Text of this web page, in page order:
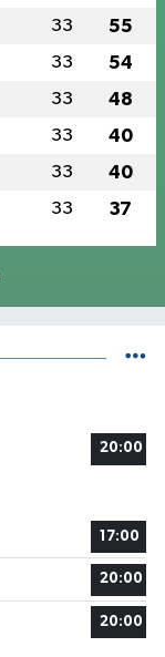
33 55
33 54
33 48
33 40
33 40
33 37
20:00
17:00
20:00
20:00